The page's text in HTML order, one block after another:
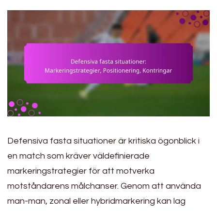
Defensiva fasta situationer är kritiska ögonblick i
en match som kräver väldefinierade
markeringstrategier för att motverka
motståndarens målchanser. Genom att använda
man-man, zonal eller hybridmarkering kan lag